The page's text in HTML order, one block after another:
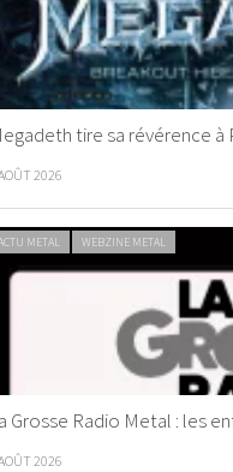
tire sa révérence à
2026
METAL WEBZINE METAL
Grosse Radio Metal : les
2026